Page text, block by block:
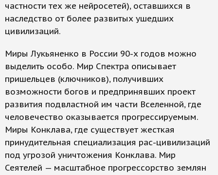
частности тех же нейросетей), оставшихся в
наследство от более развитых ушедших
цивилизаций.
Миры Лукьяненко в России 90-х годов можно
выделить особо. Мир Спектра описывает
пришельцев (ключников), получивших
возможности богов и предпринявших проект
развития подвластной им части Вселенной, где
человечество оказывается прогрессируемым.
Миры Конклава, где существует жесткая
принудительная специализация рас-цивилизаций
под угрозой уничтожения Конклава. Мир
Сеятелей — масштабное прогрессорство землян